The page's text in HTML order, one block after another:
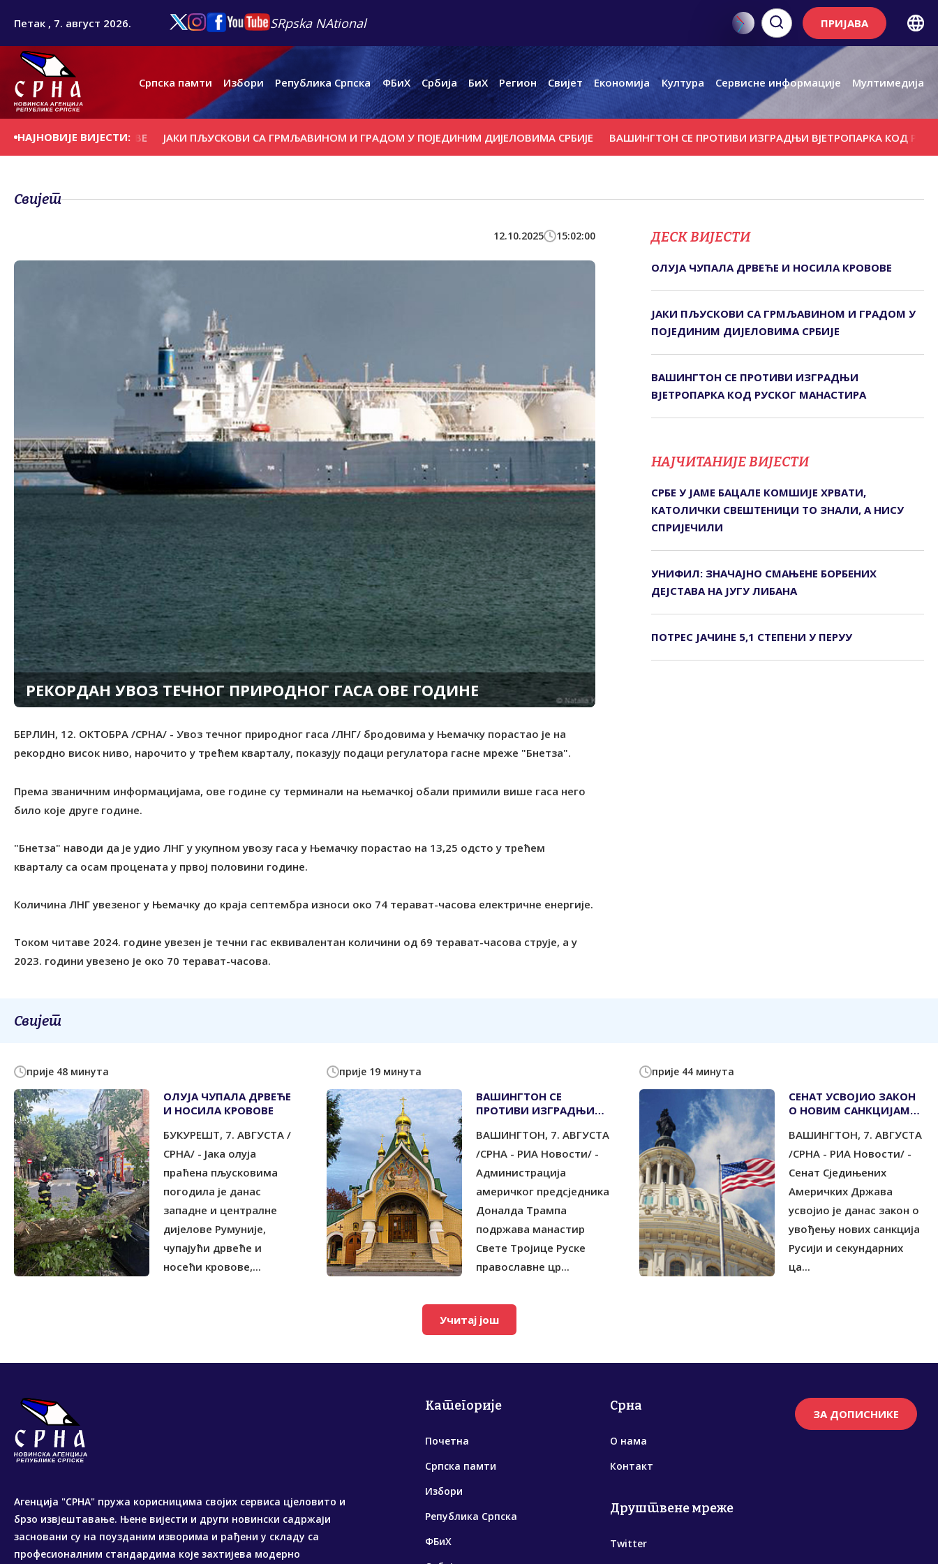
Петак , 7. август 2026. SRpska NAtional ПРИЈАВА
Српска памти Избори Република Српска ФБиХ Србија БиХ Регион Свијет Економија Култура Сервисне информације Мултимедија
НАЈНОВИЈЕ ВИЈЕСТИ:
И НОСИЛА КРОВОВЕ ЈАКИ ПЉУСКОВИ СА ГРМЉАВИНОМ И ГРАДОМ У ПОЈЕДИНИМ ДИЈЕЛОВИМА СРБИЈЕ ВАШИНГТОН СЕ ПРОТИВИ ИЗГРАДЊИ ВЈЕТРОПАРКА КОД РУСКОГ
Свијет
12.10.2025 15:02:00
РЕКОРДАН УВОЗ ТЕЧНОГ ПРИРОДНОГ ГАСА ОВЕ ГОДИНЕ
БЕРЛИН, 12. ОКТОБРА /СРНА/ - Увоз течног природног гаса /ЛНГ/ бродовима у Њемачку порастао је на
рекордно висок ниво, нарочито у трећем кварталу, показују подаци регулатора гасне мреже "Бнетза".
Према званичним информацијама, ове године су терминали на њемачкој обали примили више гаса него
било које друге године.
"Бнeтза" наводи да је удио ЛНГ у укупном увозу гаса у Њемачку порастао на 13,25 одсто у трећем
кварталу са осам процената у првој половини године.
Количина ЛНГ увезеног у Њемачку до краја септембра износи око 74 терават-часова електричне енергије.
Током читаве 2024. године увезен је течни гас еквивалентан количини од 69 терават-часова струје, а у
2023. години увезено је око 70 терават-часова.
ДЕСК ВИЈЕСТИ
ОЛУЈА ЧУПАЛА ДРВЕЋЕ И НОСИЛА КРОВОВЕ
ЈАКИ ПЉУСКОВИ СА ГРМЉАВИНОМ И ГРАДОМ У
ПОЈЕДИНИМ ДИЈЕЛОВИМА СРБИЈЕ
ВАШИНГТОН СЕ ПРОТИВИ ИЗГРАДЊИ
ВЈЕТРОПАРКА КОД РУСКОГ МАНАСТИРА
НАЈЧИТАНИЈЕ ВИЈЕСТИ
СРБЕ У ЈАМЕ БАЦАЛЕ КОМШИЈЕ ХРВАТИ,
КАТОЛИЧКИ СВЕШТЕНИЦИ ТО ЗНАЛИ, А НИСУ
СПРИЈЕЧИЛИ
УНИФИЛ: ЗНАЧАЈНО СМАЊЕНЕ БОРБЕНИХ
ДЕЈСТАВА НА ЈУГУ ЛИБАНА
ПОТРЕС ЈАЧИНЕ 5,1 СТЕПЕНИ У ПЕРУУ
Свијет
прије 48 минута
ОЛУЈА ЧУПАЛА ДРВЕЋЕ
И НОСИЛА КРОВОВЕ
БУКУРЕШT, 7. АВГУСТА /
СРНА/ - Јака олуја
праћена пљусковима
погодила је данас
западне и централне
дијелове Румуније,
чупајући дрвеће и
носећи кровове,...
прије 19 минута
ВАШИНГТОН СЕ
ПРОТИВИ ИЗГРАДЊИ
РУСКОГ МАНАСТИРА
ВАШИНГТОН, 7. АВГУСТА
/СРНА - РИА Новости/ -
Администрација
америчког предсједника
Доналда Трампа
подржава манастир
Свете Тројице Руске
православне цр...
прије 44 минута
СЕНАТ УСВОЈИО ЗАКОН
О НОВИМ САНКЦИЈАМА
ВАШИНГТОН, 7. АВГУСТА
/СРНА - РИА Новости/ -
Сенат Сједињених
Америчких Држава
усвојио је данас закон о
увођењу нових санкција
Русији и секундарних
ца...
Учитај још
Агенција "СРНА" пружа корисницима својих сервиса цјеловито и
брзо извјештавање. Њене вијести и други новински садржаји
засновани су на поузданим изворима и рађени у складу са
професионалним стандардима које захтијева модерно
Категорије
Почетна
Српска памти
Избори
Република Српска
ФБиХ
Срна
О нама
Контакт
Друштвене мреже
Twitter
ЗА ДОПИСНИКЕ